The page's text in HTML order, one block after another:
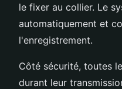
le fixer au collier. Le
automatiquement et
l'enregistrement.
Côté sécurité, toutes
durant leur